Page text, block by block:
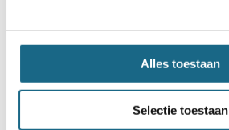
Alles toestaan
Selectie toestaan